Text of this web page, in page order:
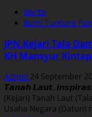
Nasional
XXIX
2022
di
Selatan
Berita
Bumi Tuntung
JPN Kejari Tala
KH Mansyur Kintap
Admin 24 September
𝙏𝙖𝙣𝙖𝙝 𝙇𝙖𝙪𝙩,
(Kejari) Tanah Laut
Usaha Negara (Datun)